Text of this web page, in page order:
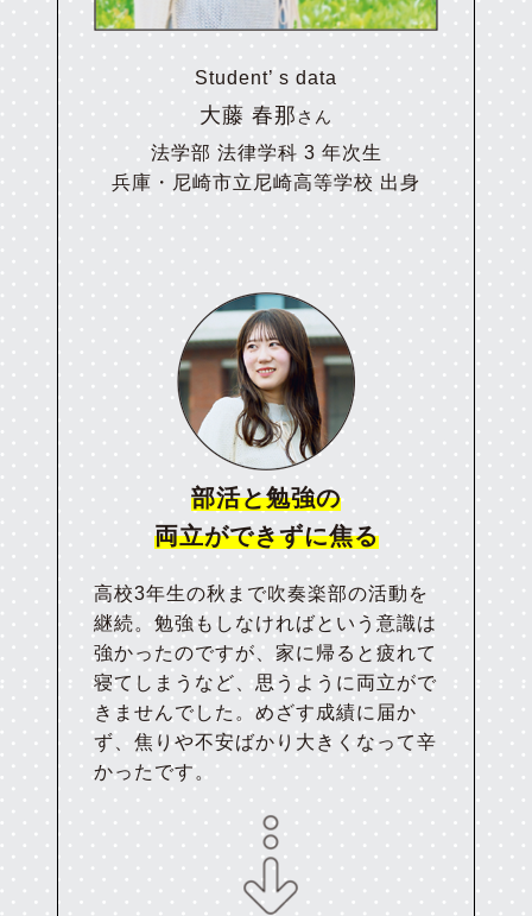
Student’ s data
大藤 春那さん
法学部 法律学科 3 年次生
兵庫・尼崎市立尼崎高等学校 出身
部活と勉強の
両立ができずに焦る
高校3年生の秋まで吹奏楽部の活動を
継続。勉強もしなければという意識は
強かったのですが、家に帰ると疲れて
寝てしまうなど、思うように両立がで
きませんでした。めざす成績に届か
ず、焦りや不安ばかり大きくなって辛
かったです。